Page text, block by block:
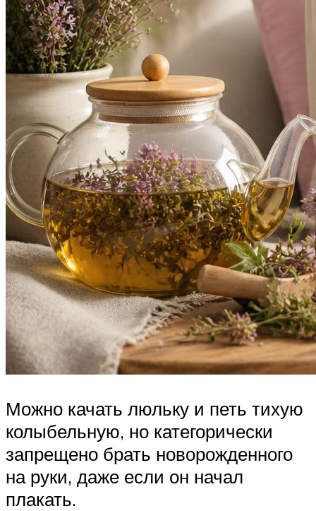
Можно качать люльку и петь тихую
колыбельную, но категорически
запрещено брать новорожденного
на руки, даже если он начал
плакать.